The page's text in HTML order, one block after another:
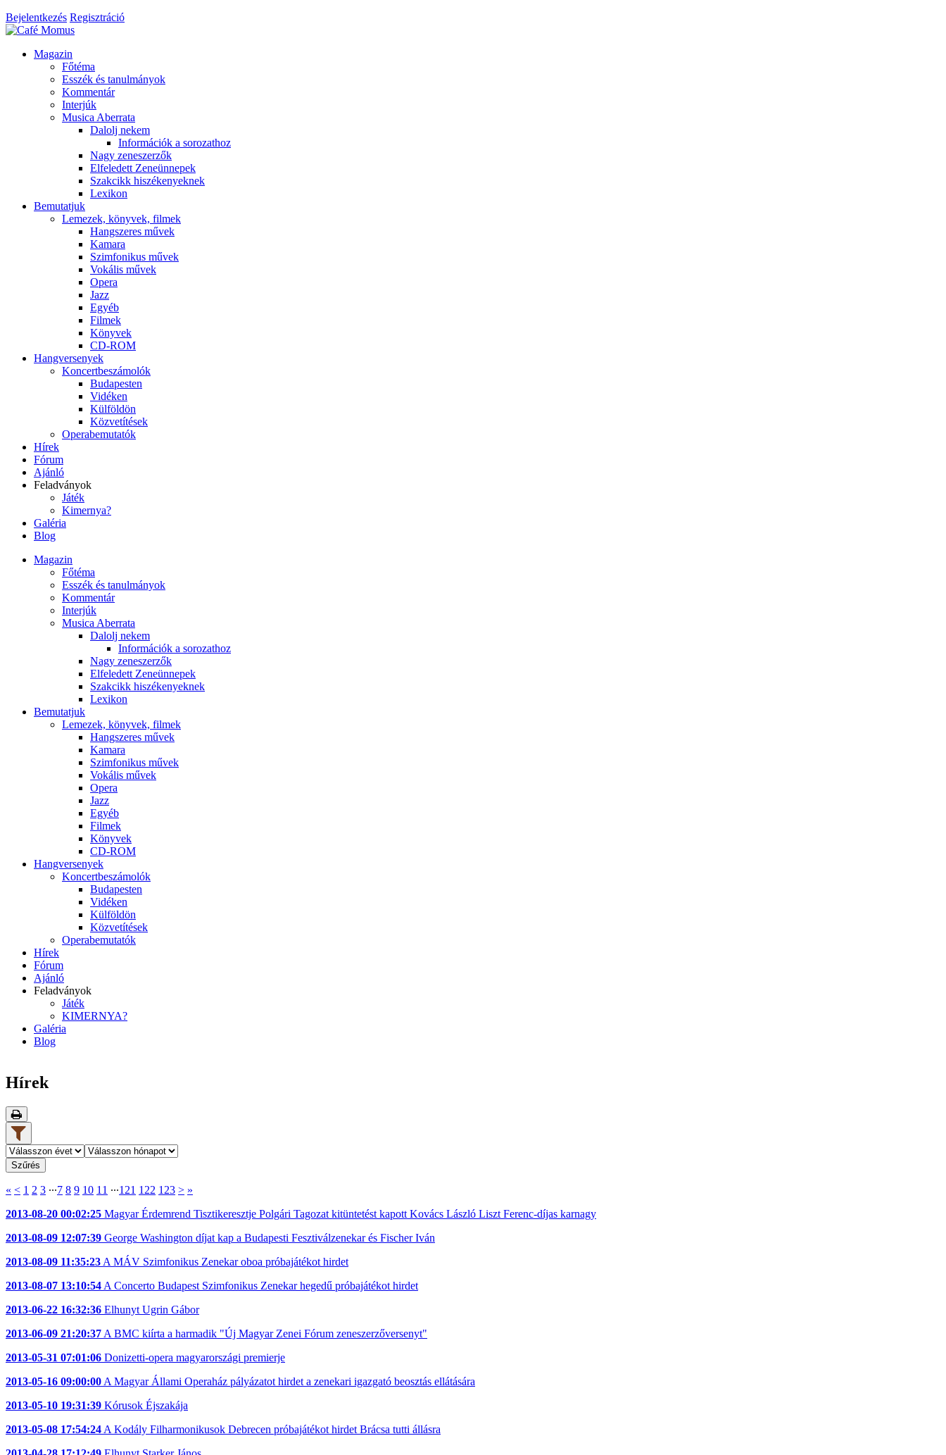
Bejelentkezés Regisztráció
Magazin
Főtéma
Esszék és tanulmányok
Kommentár
Interjúk
Musica Aberrata
Dalolj nekem
Információk a sorozathoz
Nagy zeneszerzők
Elfeledett Zeneünnepek
Szakcikk hiszékenyeknek
Lexikon
Bemutatjuk
Lemezek, könyvek, filmek
Hangszeres művek
Kamara
Szimfonikus művek
Vokális művek
Opera
Jazz
Egyéb
Filmek
Könyvek
CD-ROM
Hangversenyek
Koncertbeszámolók
Budapesten
Vidéken
Külföldön
Közvetítések
Operabemutatók
Hírek
Fórum
Ajánló
Feladványok
Játék
Kimernya?
Galéria
Blog
Magazin
Főtéma
Esszék és tanulmányok
Kommentár
Interjúk
Musica Aberrata
Dalolj nekem
Információk a sorozathoz
Nagy zeneszerzők
Elfeledett Zeneünnepek
Szakcikk hiszékenyeknek
Lexikon
Bemutatjuk
Lemezek, könyvek, filmek
Hangszeres művek
Kamara
Szimfonikus művek
Vokális művek
Opera
Jazz
Egyéb
Filmek
Könyvek
CD-ROM
Hangversenyek
Koncertbeszámolók
Budapesten
Vidéken
Külföldön
Közvetítések
Operabemutatók
Hírek
Fórum
Ajánló
Feladványok
Játék
KIMERNYA?
Galéria
Blog
Hírek

« < 1 2 3 ∙∙∙7 8 9 10 11 ∙∙∙121 122 123 > »
2013-08-20 00:02:25 Magyar Érdemrend Tisztikeresztje Polgári Tagozat kitüntetést kapott Kovács László Liszt Ferenc-díjas karnagy
2013-08-09 12:07:39 George Washington díjat kap a Budapesti Fesztiválzenekar és Fischer Iván
2013-08-09 11:35:23 A MÁV Szimfonikus Zenekar oboa próbajátékot hirdet
2013-08-07 13:10:54 A Concerto Budapest Szimfonikus Zenekar hegedű próbajátékot hirdet
2013-06-22 16:32:36 Elhunyt Ugrin Gábor
2013-06-09 21:20:37 A BMC kiírta a harmadik "Új Magyar Zenei Fórum zeneszerzőversenyt"
2013-05-31 07:01:06 Donizetti-opera magyarországi premierje
2013-05-16 09:00:00 A Magyar Állami Operaház pályázatot hirdet a zenekari igazgató beosztás ellátására
2013-05-10 19:31:39 Kórusok Éjszakája
2013-05-08 17:54:24 A Kodály Filharmonikusok Debrecen próbajátékot hirdet Brácsa tutti állásra